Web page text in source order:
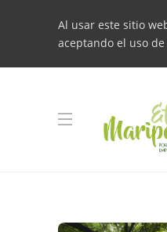
Al usar este sitio
aceptando el uso de